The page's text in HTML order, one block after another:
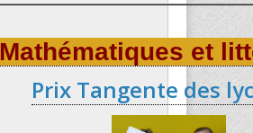
Mathématiques et
Prix Tangente des